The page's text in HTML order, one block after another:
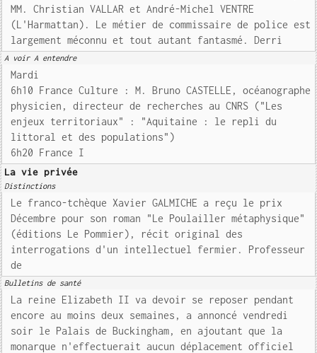
MM. Christian VALLAR et André-Michel VENTRE
(L'Harmattan). Le métier de commissaire de police est
largement méconnu et tout autant fantasmé. Derri
A voir A entendre
Mardi
6h10 France Culture : M. Bruno CASTELLE, océanographe
physicien, directeur de recherches au CNRS ("Les
enjeux territoriaux" : "Aquitaine : le repli du
littoral et des populations")
6h20 France I
La vie privée
Distinctions
Le franco-tchèque Xavier GALMICHE a reçu le prix
Décembre pour son roman "Le Poulailler métaphysique"
(éditions Le Pommier), récit original des
interrogations d'un intellectuel fermier. Professeur
de
Bulletins de santé
La reine Elizabeth II va devoir se reposer pendant
encore au moins deux semaines, a annoncé vendredi
soir le Palais de Buckingham, en ajoutant que la
monarque n'effectuerait aucun déplacement officiel